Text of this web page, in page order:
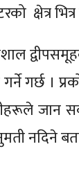
क्षेत्र
गर्छ ।
जान
नदिने